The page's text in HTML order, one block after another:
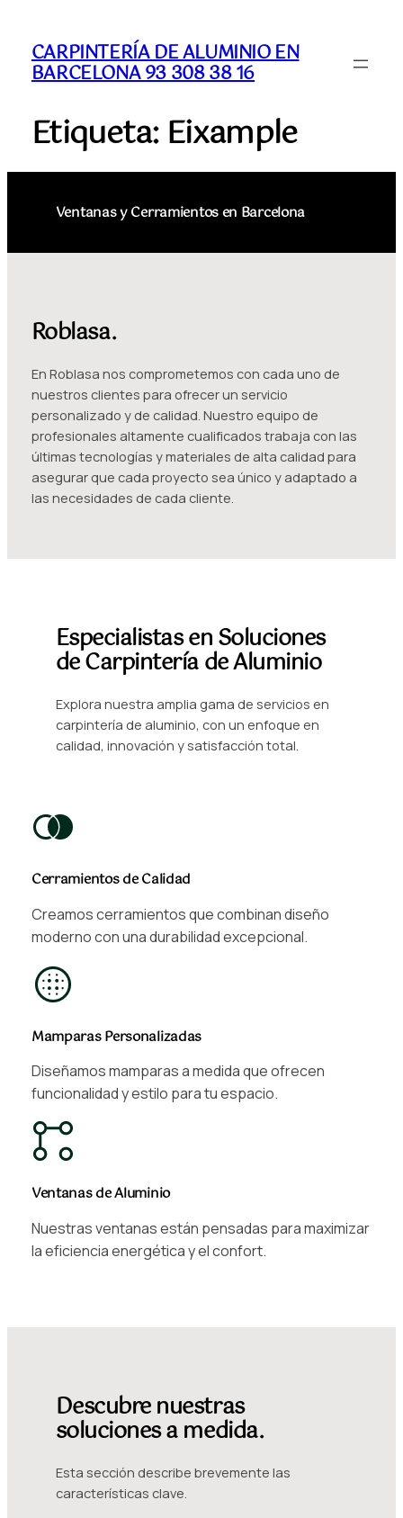
CARPINTERÍA DE ALUMINIO EN
BARCELONA 93 308 38 16
Etiqueta:Eixample
Ventanas y Cerramientos en Barcelona
Roblasa.
En Roblasa nos comprometemos con cada uno de
nuestros clientes para ofrecer un servicio
personalizado y de calidad. Nuestro equipo de
profesionales altamente cualificados trabaja con las
últimas tecnologías y materiales de alta calidad para
asegurar que cada proyecto sea único y adaptado a
las necesidades de cada cliente.
Especialistas en Soluciones
de Carpintería de Aluminio
Explora nuestra amplia gama de servicios en
carpintería de aluminio, con un enfoque en
calidad, innovación y satisfacción total.
Cerramientos de Calidad
Creamos cerramientos que combinan diseño
moderno con una durabilidad excepcional.
Mamparas Personalizadas
Diseñamos mamparas a medida que ofrecen
funcionalidad y estilo para tu espacio.
Ventanas de Aluminio
Nuestras ventanas están pensadas para maximizar
la eficiencia energética y el confort.
Descubre nuestras
soluciones a medida.
Esta sección describe brevemente las
características clave.